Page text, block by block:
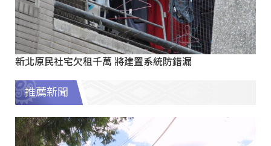
新北原民社宅欠租千萬 將建置系統防錯漏
推薦新聞